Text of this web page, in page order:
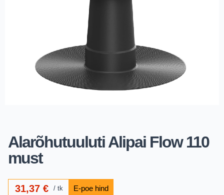
Alarõhutuuluti Alipai Flow 110
must
31,37€ tk